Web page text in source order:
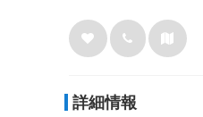
詳細情報